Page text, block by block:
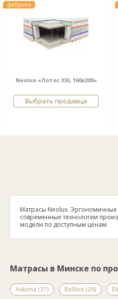
фабрика
Neolux «Лотос XXL 160х200»
Выбрать продавца
Матрасы Neolux. Эргономичные
современные технологии
модели по доступным ценам.
Матрасы в Минске по
Askona (37) BelSon (26)